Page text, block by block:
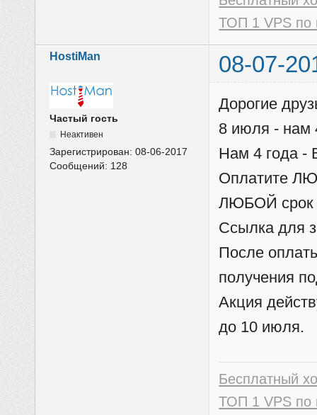
ТОП 1 VPS по
HostiMan 08-07-
Частый гость
Неактивен
Зарегистрирован:08-06-2017
Сообщений: 128
Дорогие
8 июля - нам
Нам 4 года -
Оплатите
ЛЮБОЙ срок
Ссылка для
После
получения
Акция
до 10 июля.
Бесплатный
ТОП 1 VPS по